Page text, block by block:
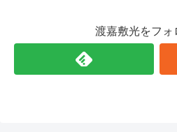
渡嘉敷光をフォ